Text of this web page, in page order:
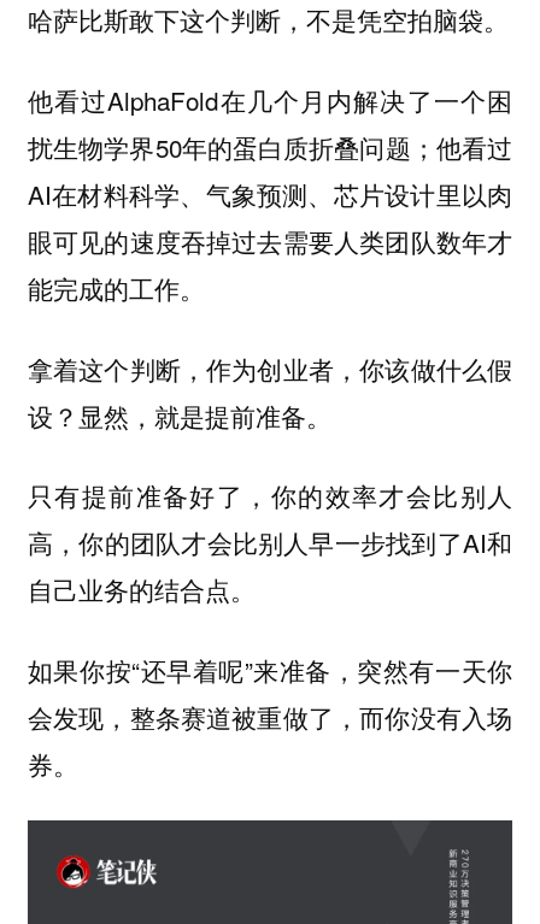
哈萨比斯敢下这个判断，不是凭空拍脑袋。
他看过AlphaFold在几个月内解决了一个困
扰生物学界50年的蛋白质折叠问题；他看过
AI在材料科学、气象预测、芯片设计里以肉
眼可见的速度吞掉过去需要人类团队数年才
能完成的工作。
拿着这个判断，作为创业者，你该做什么假
设？显然，就是提前准备。
只有提前准备好了，你的效率才会比别人
高，你的团队才会比别人早一步找到了AI和
自己业务的结合点。
如果你按“还早着呢”来准备，突然有一天你
会发现，整条赛道被重做了，而你没有入场
券。